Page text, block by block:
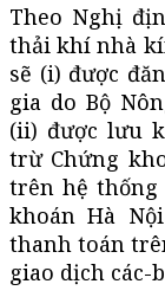
Theo Nghị
thải khí nhà
sẽ (i) được
gia do Bộ
(ii) được lưu
trừ Chứng
trên hệ thống
khoán Hà
thanh toán
giao dịch các-